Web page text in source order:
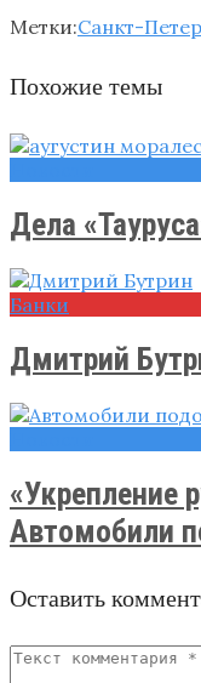
Метки:Санкт-
Похожие темы
Дела
Банки
Дмитрий
«Укрепление
Автомобили
Оставить